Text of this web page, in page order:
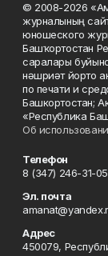
© 2008-2026
журналының
юношеского
Башҡортостан
саралары
нәшриәт йорто
по печати и
Башкортостан;
«Республика
Об
Телефон
8 (347) 246-31-05
Эл. почта
Адрес
450079,